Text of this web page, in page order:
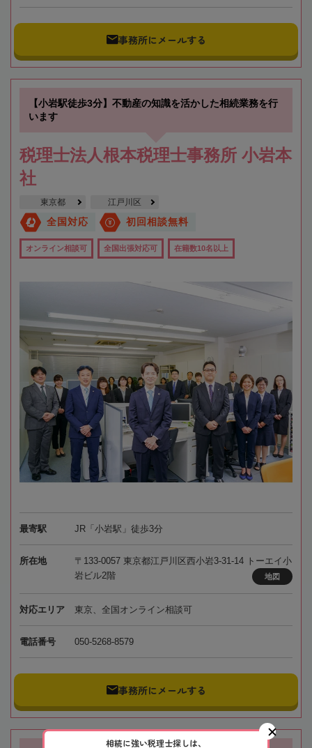
事務所にメールする
【小岩駅徒歩3分】不動産の知識を活かした相続業務を行
います
税理士法人根本税理士事務所 小岩本
社
東京都 江戸川区
全国対応 初回相談無料
オンライン相談可 全国出張対応可 在籍数10名以上
最寄駅 JR「小岩駅」徒歩3分
所在地
〒133-0057 東京都江戸川区西小岩3-31-14 トーエイ小
岩ビル2階
地図
対応エリア 東京、全国オンライン相談可
電話番号 050-5268-8579
事務所にメールする
相続に強い税理士探しは、